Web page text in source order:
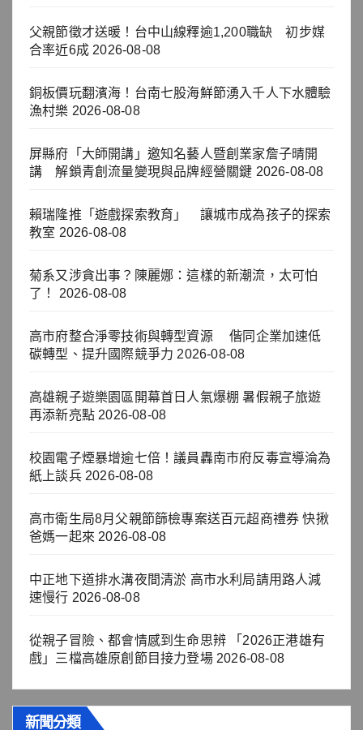
父親節徵才送暖！台中山線釋逾1,200職缺 初步媒
合率近6成 2026-08-08
銅板價玩翻濱海！台南七股海鮮節湧入千人下水體驗
漁村樂 2026-08-08
屏縣府「大師開講」邀知名藝人暨創業家詹子晴開
講 解鎖青創流量變現與品牌經營關鍵 2026-08-08
賴瑞隆推「遊戲探索教育」 讓城市成為孩子的探索
教室 2026-08-08
菊系又涉貪出事？陳麗娜：這樣的新潮流，太可怕
了！
2026-08-08
高市府整合淨零技術與轉型資源 偕同企業加速低
碳轉型、提升國際競爭力 2026-08-08
高雄親子遊樂園區開幕首日人氣爆棚 暑假親子旅遊
再添新亮點 2026-08-08
校園電子煙暴增逾七倍！議員轟南市府反毒宣導淪為
紙上談兵 2026-08-08
高市衛生局8月父親節篩檢專案送百元超商禮券 快揪
爸媽一起來 2026-08-08
中正地下道排水溝夜間清淤 高市水利局請用路人減
速慢行 2026-08-08
從親子冒險、都會情感到生命思辨 「2026正港雄有
戲」三檔高雄原創節目接力登場 2026-08-08
新聞分類